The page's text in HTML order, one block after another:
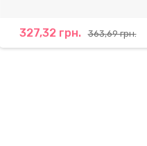
327,32 грн. 363,69 грн.